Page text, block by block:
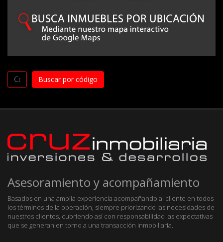
Asesoramiento y acompañamiento
Basados en una amplia experiencia acompañando al cliente en todos
los términos de la operación, siempre priorizando las necesidades de
nuestros clientes, cubriendo así con responsabilidad las expectativas
que se generan en torno a una transacción inmobiliaria.